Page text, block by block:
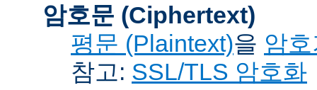
암호문 (Ciphertext)
평문 (Plaintext)을 암
참고: SSL/TLS 암호화